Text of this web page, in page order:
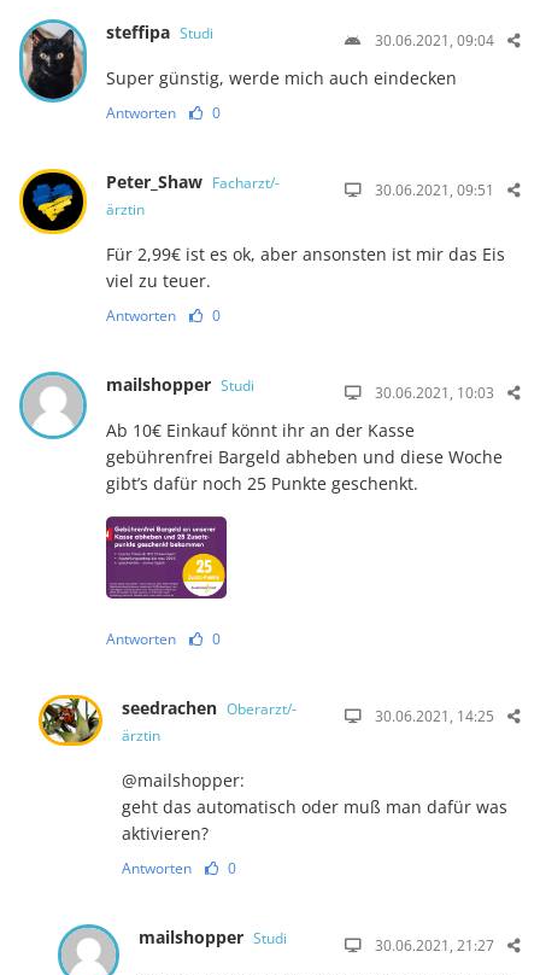
steffipa Studi 30.06.2021, 09:04
Super günstig, werde mich auch eindecken
Antworten 0
Peter_Shaw Facharzt/-
ärztin
30.06.2021, 09:51
Für 2,99€ ist es ok, aber ansonsten ist mir das Eis
viel zu teuer.
Antworten 0
mailshopper Studi 30.06.2021, 10:03
Ab 10€ Einkauf könnt ihr an der Kasse
gebührenfrei Bargeld abheben und diese Woche
gibt’s dafür noch 25 Punkte geschenkt.
Antworten 0
seedrachen Oberarzt/-
ärztin
30.06.2021, 14:25
@mailshopper:
geht das automatisch oder muß man dafür was
aktivieren?
Antworten 0
mailshopper Studi 30.06.2021, 21:27